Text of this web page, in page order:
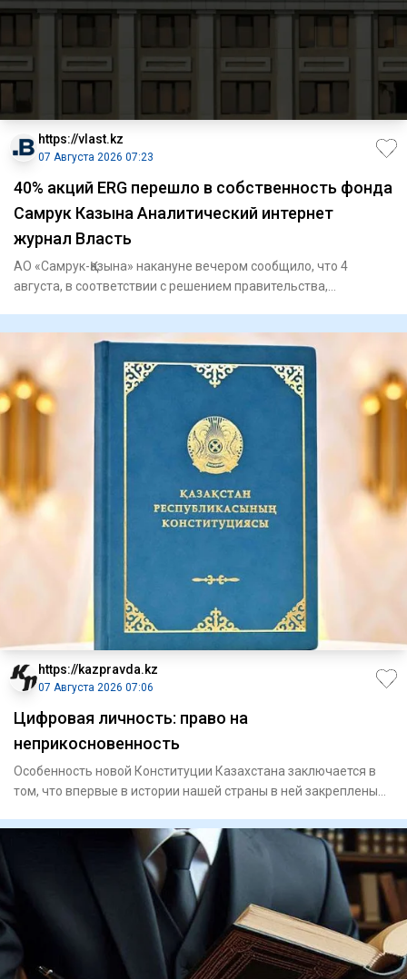
https://vlast.kz
07 Августа 2026 07:23
40% акций ERG перешло в собственность фонда
Самрук Казына Аналитический интернет
журнал Власть
АО «Самрук-Қазына» накануне вечером сообщило, что 4
августа, в соответствии с решением правительства,
https://kazpravda.kz
07 Августа 2026 07:06
Цифровая личность: право на
неприкосновенность
Особенность новой Конституции Казахстана заключается в
том, что впервые в истории нашей страны в ней закреплены